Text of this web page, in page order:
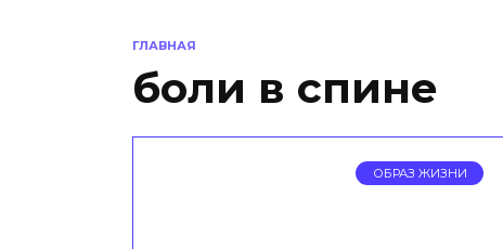
ГЛАВНАЯ
боли в спине
ОБРАЗ ЖИЗНИ